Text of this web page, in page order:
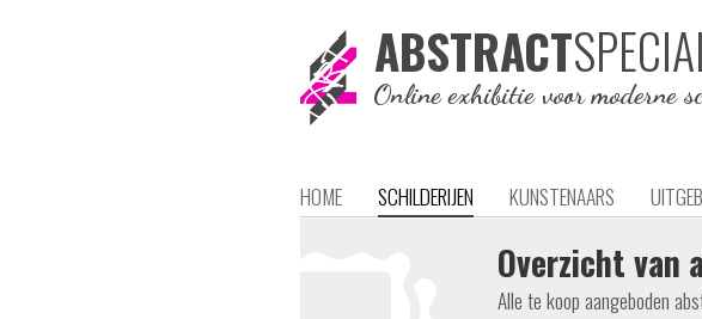
ABSTRACT
Online exhibitie voor moderne
HOME SCHILDERIJEN KUNSTENAARS
Overzicht van
Alle te koop aangeboden